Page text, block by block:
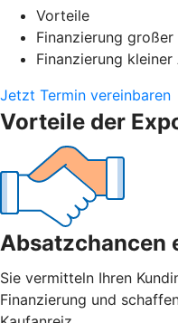
Vorteile
Finanzierung
Finanzierung
Jetzt Termin vereinbaren
Vorteile der
Absatzchancen
Sie vermitteln Ihren
Finanzierung und